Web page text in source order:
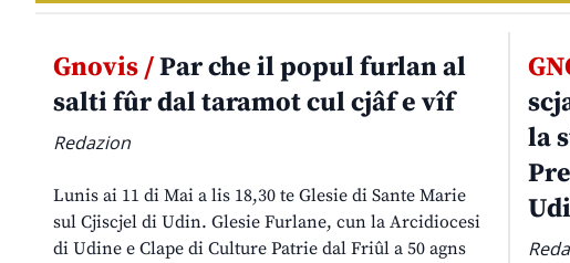
Gnovis /Par che il popul furlan al
salti fûr dal taramot cul cjâf e vîf
Redazion
Lunis ai 11 di Mai a lis 18,30 te Glesie di Sante Marie
sul Cjiscjel di Udin. Glesie Furlane, cun la Arcidiocesi
di Udine e Clape di Culture Patrie dal Friûl a 50 agns
la